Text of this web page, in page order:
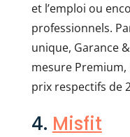
et l’emploi ou
professionnels.
unique, Garance
mesure Premium,
prix respectifs de
4. Misfit